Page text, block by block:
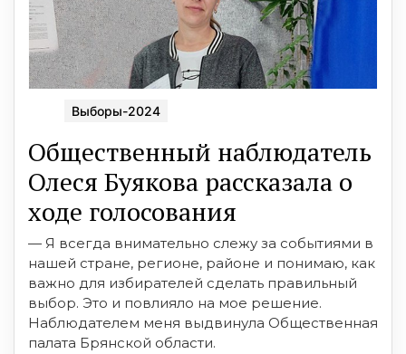
Выборы-2024
Общественный наблюдатель
Олеся Буякова рассказала о
ходе голосования
— Я всегда внимательно слежу за событиями в
нашей стране, регионе, районе и понимаю, как
важно для избирателей сделать правильный
выбор. Это и повлияло на мое решение.
Наблюдателем меня выдвинула Общественная
палата Брянской области.